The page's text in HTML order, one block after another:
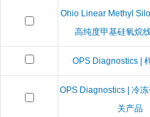
Ohio Linear Methyl
高纯度甲基硅氧烷
OPS Diagnostics |
OPS Diagnostics | 冷
关产品